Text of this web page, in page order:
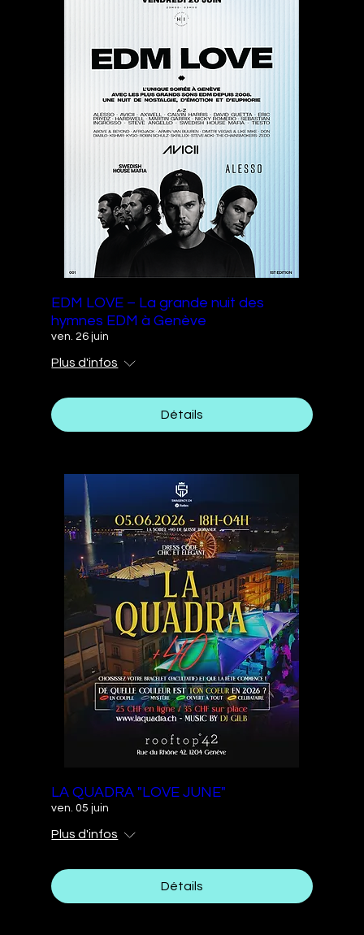
EDM LOVE – La grande nuit des
hymnes EDM à Genève
ven. 26 juin
Plus d'infos
Détails
LA QUADRA "LOVE JUNE"
ven. 05 juin
Plus d'infos
Détails